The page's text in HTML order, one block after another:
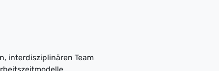
interdisziplinären Team